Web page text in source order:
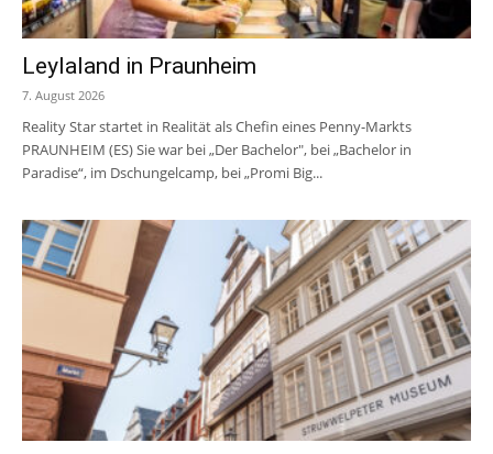
Leylaland in Praunheim
7. August 2026
Reality Star startet in Realität als Chefin eines Penny-Markts
PRAUNHEIM (ES) Sie war bei „Der Bachelor", bei „Bachelor in
Paradise“, im Dschungelcamp, bei „Promi Big...